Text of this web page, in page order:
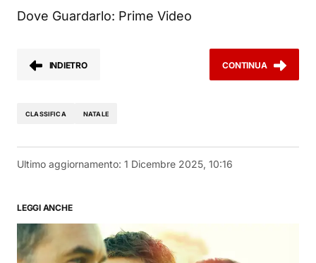
Dove Guardarlo: Prime Video
INDIETRO CONTINUA
CLASSIFICA NATALE
Ultimo aggiornamento: 1 Dicembre 2025, 10:16
LEGGI ANCHE